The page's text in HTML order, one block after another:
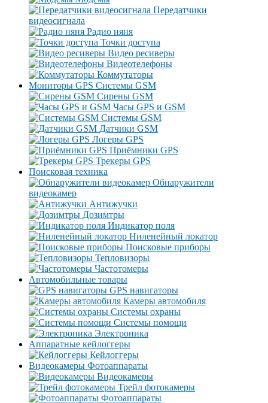
Передатчики
видеосигнала
Радио няня
Точки доступа
Видео ресиверы
Видеотелефоны
Коммутаторы
Мониторы GPS Системы GSM
Сирены GSM
Часы GPS и GSM
Системы GSM
Датчики GSM
Логеры GPS
Приёмники GPS
Трекеры GPS
Поисковая техника
Обнаружители
видеокамер
Антижучки
Дозимтры
Индикатор поля
Ниленейный локатор
Поисковые приборы
Тепловизоры
Частотомеры
Автомобильные товары
GPS навигаторы
Камеры автомобиля
Системы охраны
Системы помощи
Электроника
Аппаратные кейлоггеры
Кейлоггеры
Видеокамеры Фотоаппараты
Видеокамеры
Трейл фотокамеры
Фотоаппараты